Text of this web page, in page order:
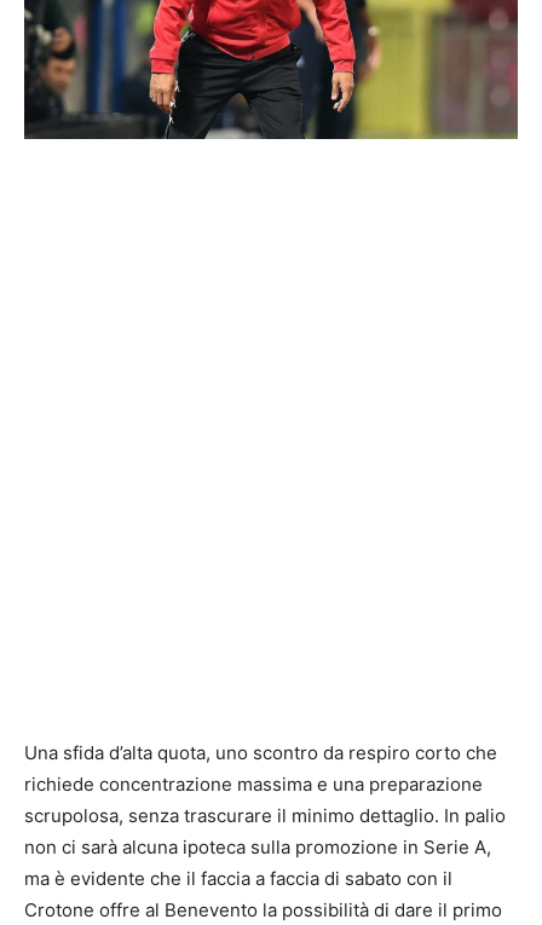
Una sfida d’alta quota, uno scontro da respiro corto che
richiede concentrazione massima e una preparazione
scrupolosa, senza trascurare il minimo dettaglio. In palio
non ci sarà alcuna ipoteca sulla promozione in Serie A,
ma è evidente che il faccia a faccia di sabato con il
Crotone offre al Benevento la possibilità di dare il primo